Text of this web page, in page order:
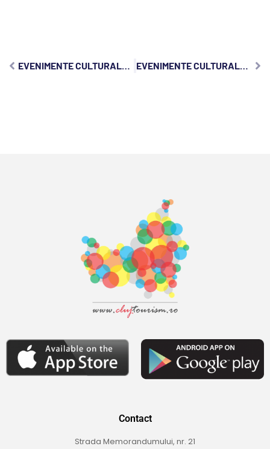
Contact
Strada Memorandumului, nr. 21